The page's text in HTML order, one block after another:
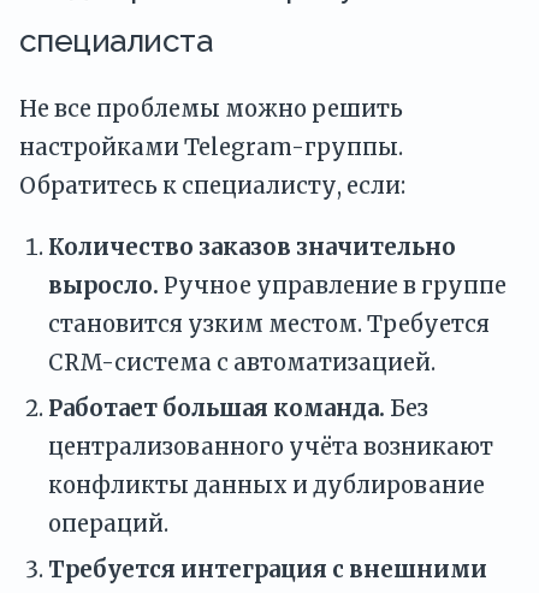
специалиста
Не все проблемы можно решить
настройками Telegram-группы.
Обратитесь к специалисту, если:
Количество заказов значительно
выросло. Ручное управление в группе
становится узким местом. Требуется
CRM-система с автоматизацией.
Работает большая команда. Без
централизованного учёта возникают
конфликты данных и дублирование
операций.
Требуется интеграция с внешними